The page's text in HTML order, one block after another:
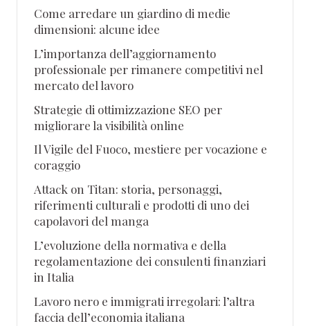
Come arredare un giardino di medie
dimensioni: alcune idee
L’importanza dell’aggiornamento
professionale per rimanere competitivi nel
mercato del lavoro
Strategie di ottimizzazione SEO per
migliorare la visibilità online
Il Vigile del Fuoco, mestiere per vocazione e
coraggio
Attack on Titan: storia, personaggi,
riferimenti culturali e prodotti di uno dei
capolavori del manga
L’evoluzione della normativa e della
regolamentazione dei consulenti finanziari
in Italia
Lavoro nero e immigrati irregolari: l’altra
faccia dell’economia italiana